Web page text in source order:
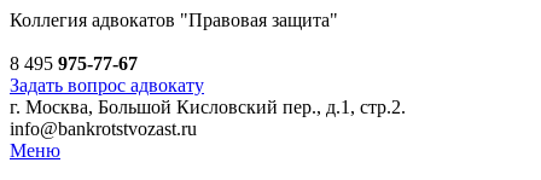
Коллегия адвокатов "Правовая защита"
8 495 975-77-67
Задать вопрос адвокату
г. Москва, Большой Кисловский пер., д.1, стр.2.
info@bankrotstvozast.ru
Меню